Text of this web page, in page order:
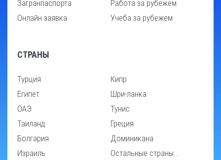
Загранпаспорта
Онлайн заявка
Работа за рубежем
Учеба за рубежем
СТРАНЫ
Турция
Египет
ОАЭ
Таиланд
Болгария
Израиль
Кипр
Шри-ланка
Тунис
Греция
Доминикана
Остальные страны...